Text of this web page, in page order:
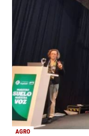
AGRO